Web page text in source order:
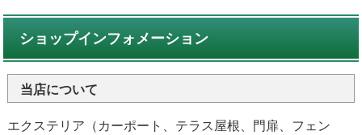
ショップインフォメーション
当店について
エクステリア（カーポート、テラス屋根、門扉、フェン